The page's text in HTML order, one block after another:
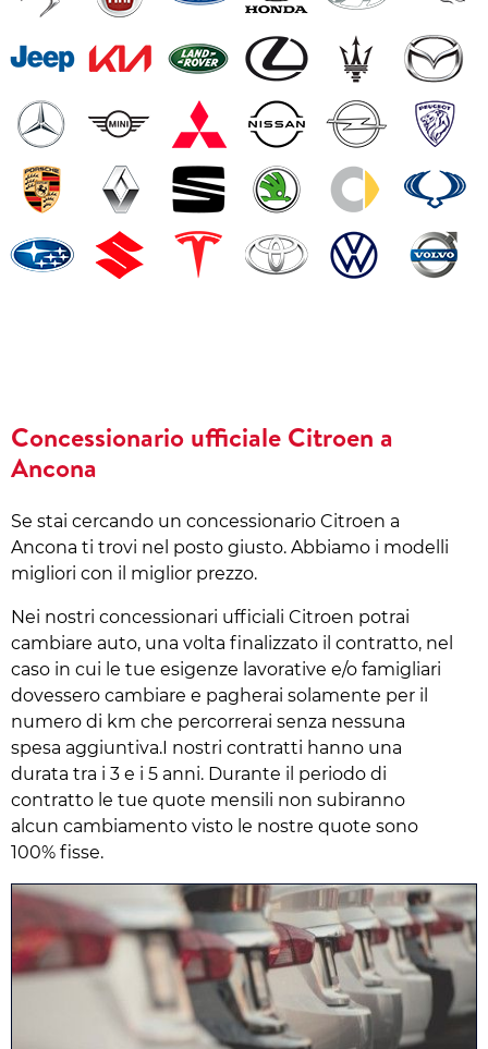
Concessionario ufficiale Citroen a
Ancona
Se stai cercando un concessionario Citroen a
Ancona ti trovi nel posto giusto. Abbiamo i modelli
migliori con il miglior prezzo.
Nei nostri concessionari ufficiali Citroen potrai
cambiare auto, una volta finalizzato il contratto, nel
caso in cui le tue esigenze lavorative e/o famigliari
dovessero cambiare e pagherai solamente per il
numero di km che percorrerai senza nessuna
spesa aggiuntiva.I nostri contratti hanno una
durata tra i 3 e i 5 anni. Durante il periodo di
contratto le tue quote mensili non subiranno
alcun cambiamento visto le nostre quote sono
100% fisse.